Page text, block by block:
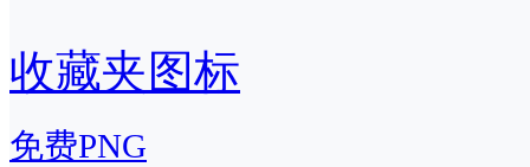
收藏夹图标
免费PNG